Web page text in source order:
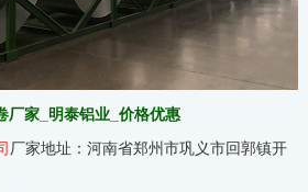
厂家_明泰铝业_价格优惠
厂家地址：河南省郑州市巩义市回郭镇开